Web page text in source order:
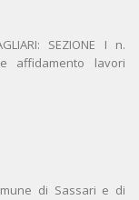
SEZIONE I n.
affidamento lavori
di Sassari e di